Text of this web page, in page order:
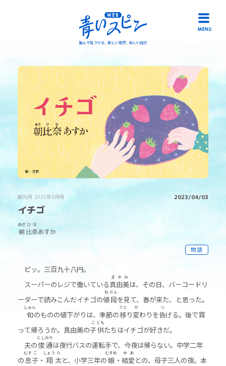
HOME
読み物一覧
冊子「青いスピン」
作品募集
リンク
お問い合わせ
創刊号 2022年9月号 2023/04/03
イチゴ
朝
あさ
比
ひ
奈
な
あすか
物語
ピッ。三百九十八円。
スーパーのレジで働いている真
ま
由
ゆ
美
み
は、その日、バーコードリ
ーダーで読みこんだイチゴの値
ね
段
だん
を見て、春が来た、と思った。
旬
しゅん
のものの値下がりは、季節の移
うつ
り変
か
わりを告
つ
げる。後で買
って帰ろうか。真由美の子
こ
供
ども
たちはイチゴが好きだ。
夫の俊
とし
通
みち
は夜行バスの運転手で、今夜は帰らない。中学二年
の息
むす
子
こ
・ 翔
しょう
太
た
と、小学三年の娘
むすめ
・ 結
ゆ
愛
あ
との、母子三人の夜。本